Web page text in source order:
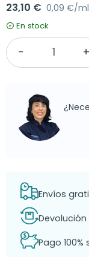
23,10 € 0,09 €/ml
En stock
Envíos
Pago